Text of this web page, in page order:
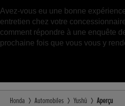
Avez-vous eu une bonne
entretien chez votre
comment répondre à une enquête
prochaine fois que vous vous y
Honda Automobiles Yushû Aperçu